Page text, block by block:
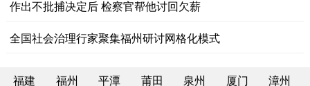
作出不批捕决定后 检察官帮他讨回欠薪
全国社会治理行家聚集福州研讨网格化模式
福建 福州 平潭 莆田 泉州 厦门 漳州